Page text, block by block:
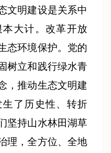
文明建设是关系中
大计。改革开放
态环境保护。党的
树立和践行绿水青
，推动生态文明建
了历史性、转折
坚持山水林田湖草
理，全方位、全地